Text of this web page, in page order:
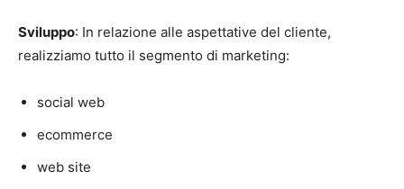
Sviluppo: In relazione alle aspettative del cliente,
realizziamo tutto il segmento di marketing:
social web
ecommerce
web site